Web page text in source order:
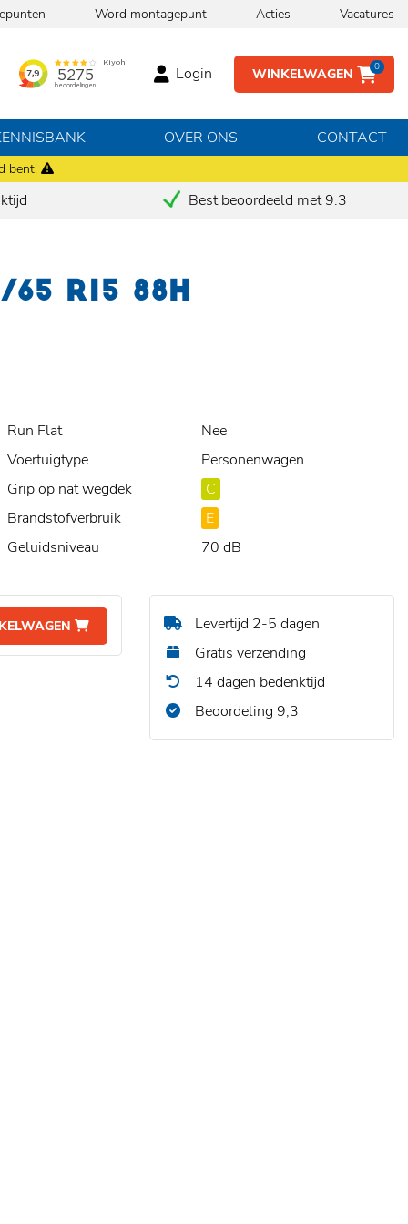
bent!
Word montagepunt Acties Vacatures
WINKELWAGEN 0
Login
OVER ONS CONTACT
Best beoordeeld met 9.3
65 R15 88H
Run Flat
Nee
Voertuigtype
Personenwagen
Grip op nat wegdek
C
Brandstofverbruik
E
Geluidsniveau
70 dB
Levertijd 2-5 dagen
Gratis verzending
14 dagen bedenktijd
Beoordeling 9,3